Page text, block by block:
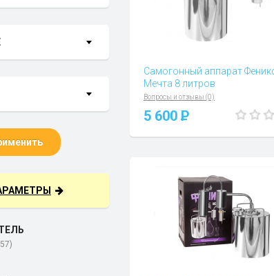
Самогонный аппарат
Мечта 8 литров
Вопросы и отзывы (0)
5 600 P